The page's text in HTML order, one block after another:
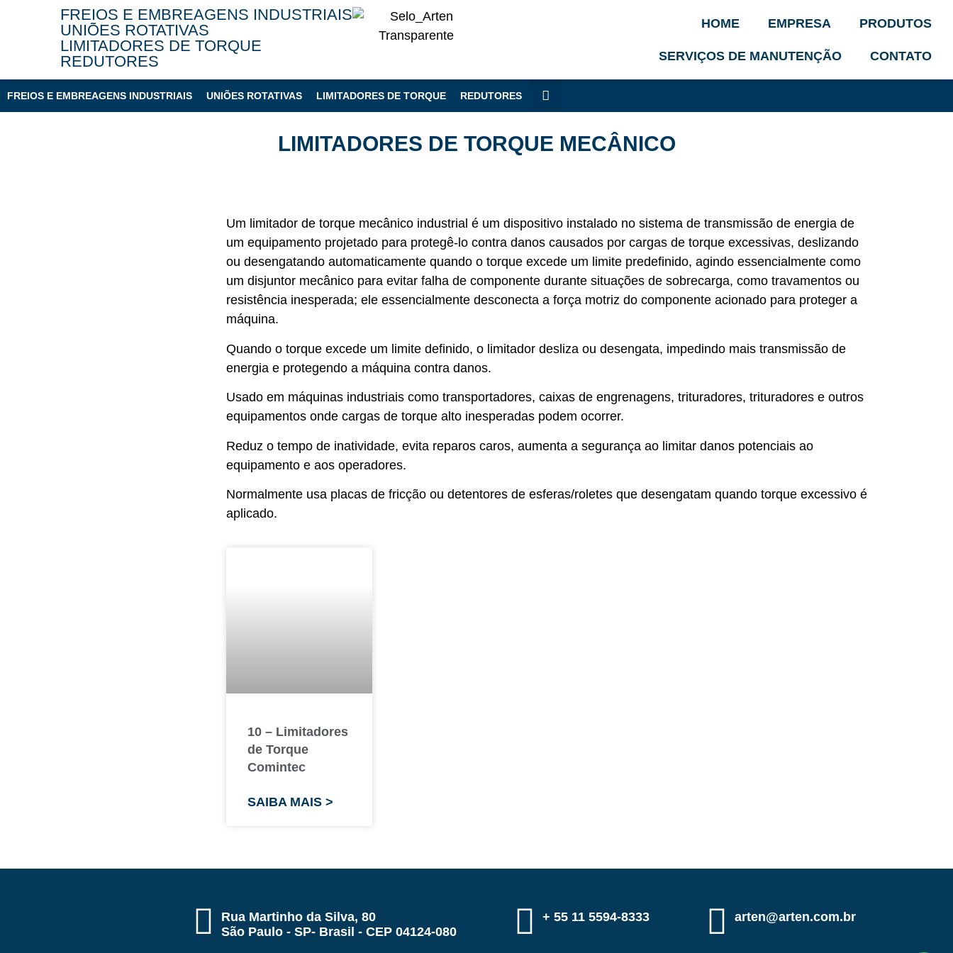
FREIOS E EMBREAGENS INDUSTRIAIS
UNIÕES ROTATIVAS
LIMITADORES DE TORQUE
REDUTORES
HOME EMPRESA PRODUTOS
SERVIÇOS DE MANUTENÇÃO CONTATO
FREIOS E EMBREAGENS INDUSTRIAIS UNIÕES ROTATIVAS LIMITADORES DE TORQUE REDUTORES
LIMITADORES DE TORQUE MECÂNICO
Um limitador de torque mecânico industrial é um dispositivo instalado no sistema de transmissão de energia de
um equipamento projetado para protegê-lo contra danos causados por cargas de torque excessivas, deslizando
ou desengatando automaticamente quando o torque excede um limite predefinido, agindo essencialmente como
um disjuntor mecânico para evitar falha de componente durante situações de sobrecarga, como travamentos ou
resistência inesperada; ele essencialmente desconecta a força motriz do componente acionado para proteger a
máquina.
Quando o torque excede um limite definido, o limitador desliza ou desengata, impedindo mais transmissão de
energia e protegendo a máquina contra danos.
Usado em máquinas industriais como transportadores, caixas de engrenagens, trituradores, trituradores e outros
equipamentos onde cargas de torque alto inesperadas podem ocorrer.
Reduz o tempo de inatividade, evita reparos caros, aumenta a segurança ao limitar danos potenciais ao
equipamento e aos operadores.
Normalmente usa placas de fricção ou detentores de esferas/roletes que desengatam quando torque excessivo é
aplicado.
10 – Limitadores
de Torque
Comintec
SAIBA MAIS >
Rua Martinho da Silva, 80
São Paulo - SP- Brasil - CEP 04124-080
+ 55 11 5594-8333 arten@arten.com.br